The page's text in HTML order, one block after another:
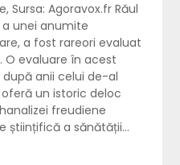
Sursa: Agoravox.fr Răul
unei anumite
a fost rareori evaluat
evaluare în acest
anii celui de-al
oferă un istoric deloc
freudiene
științifică a sănătății…